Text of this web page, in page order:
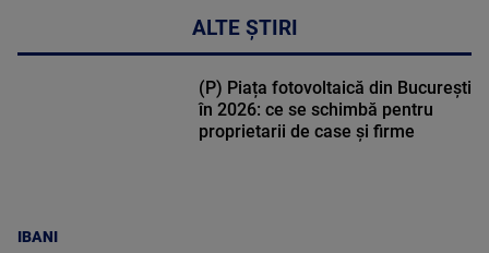
ALTE ȘTIRI
IBANI
(P) Piața fotovoltaică din București
în 2026: ce se schimbă pentru
proprietarii de case și firme